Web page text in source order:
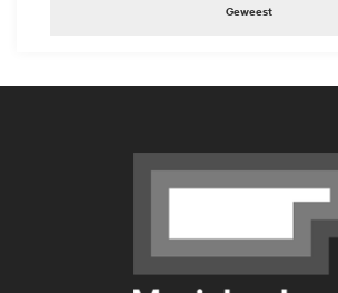
Geweest